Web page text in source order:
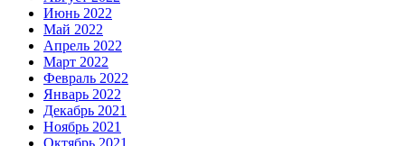
Июнь 2022
Май 2022
Апрель 2022
Март 2022
Февраль 2022
Январь 2022
Декабрь 2021
Ноябрь 2021